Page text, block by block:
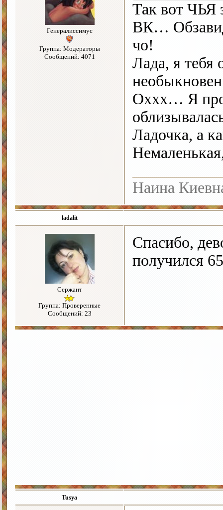
Генералиссимус
Группа: Модераторы
Сообщений: 4071
Так вот ЧЬЯ
ВК…
чо!
Лада, я тебя
Оххх… Я
Ладочка, а
Наина
ladalit
Сержант
Группа: Проверенные
Сообщений: 23
Спасибо,
получился
Tusya